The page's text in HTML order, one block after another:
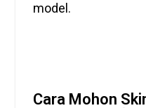
model.
Cara Mohon